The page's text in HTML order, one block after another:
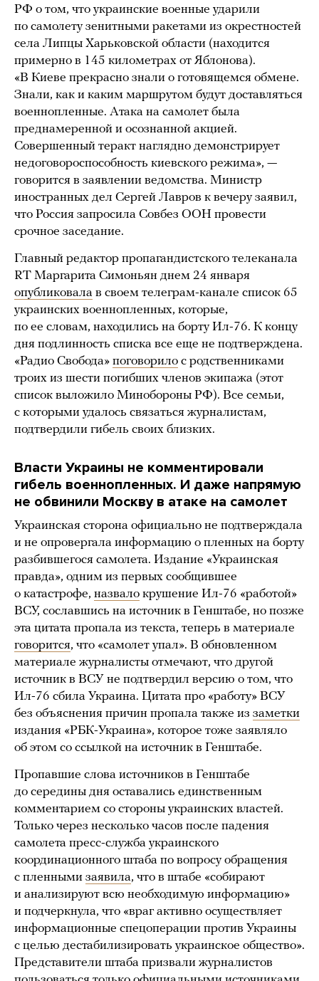
РФ о том, что украинские военные ударили
по самолету зенитными ракетами из окрестностей
села Липцы Харьковской области (находится
примерно в 145 километрах от Яблонова).
«В Киеве прекрасно знали о готовящемся обмене.
Знали, как и каким маршрутом будут доставляться
военнопленные. Атака на самолет была
преднамеренной и осознанной акцией.
Совершенный теракт наглядно демонстрирует
недоговороспособность киевского режима», —
говорится в заявлении ведомства. Министр
иностранных дел Сергей Лавров к вечеру заявил,
что Россия запросила Совбез ООН провести
срочное заседание.
Главный редактор пропагандистского телеканала
RT Маргарита Симоньян днем 24 января
опубликовала в своем телеграм-канале список 65
украинских военнопленных, которые,
по ее словам, находились на борту Ил-76. К концу
дня подлинность списка все еще не подтверждена.
«Радио Свобода» поговорило с родственниками
троих из шести погибших членов экипажа (этот
список выложило Минобороны РФ). Все семьи,
с которыми удалось связаться журналистам,
подтвердили гибель своих близких.
Власти Украины не комментировали
гибель военнопленных. И даже напрямую
не обвинили Москву в атаке на самолет
Украинская сторона официально не подтверждала
и не опровергала информацию о пленных на борту
разбившегося самолета. Издание «Украинская
правда», одним из первых сообщившее
о катастрофе, назвало крушение Ил-76 «работой»
ВСУ, сославшись на источник в Генштабе, но позже
эта цитата пропала из текста, теперь в материале
говорится, что «самолет упал». В обновленном
материале журналисты отмечают, что другой
источник в ВСУ не подтвердил версию о том, что
Ил-76 сбила Украина. Цитата про «работу» ВСУ
без объяснения причин пропала также из заметки
издания «РБК-Украина», которое тоже заявляло
об этом со ссылкой на источник в Генштабе.
Пропавшие слова источников в Генштабе
до середины дня оставались единственным
комментарием со стороны украинских властей.
Только через несколько часов после падения
самолета пресс-служба украинского
координационного штаба по вопросу обращения
с пленными заявила, что в штабе «собирают
и анализируют всю необходимую информацию»
и подчеркнула, что «враг активно осуществляет
информационные спецоперации против Украины
с целью дестабилизировать украинское общество».
Представители штаба призвали журналистов